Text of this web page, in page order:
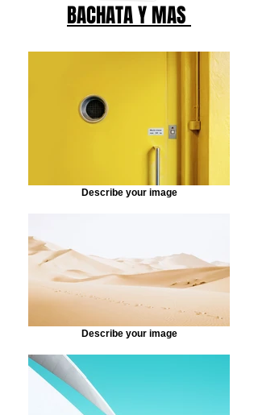
BACHATA Y MAS
Describe your image
Describe your image